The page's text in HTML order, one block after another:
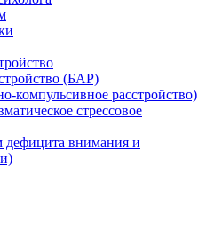
(БАР)
компульсивное расстройство)
стрессовое
внимания и